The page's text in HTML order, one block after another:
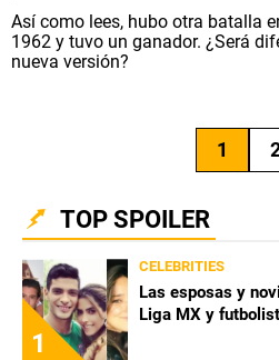
Así como lees, hubo otra batalla
1962 y tuvo un ganador. ¿Será
nueva versión?
1
TOP SPOILER
1
CELEBRITIES
Las esposas y
Liga MX y